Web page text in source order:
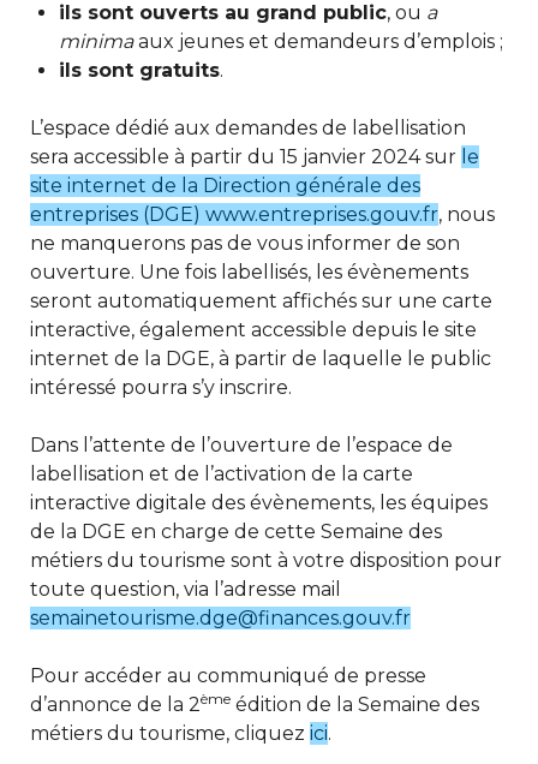
ils sont ouverts au grand public, ou a
minimaaux jeunes et demandeurs d’emplois ;
ils sont gratuits.
L’espace dédié aux demandes de labellisation
sera accessible à partir du 15 janvier 2024 sur le
site internet de la Direction générale des
entreprises (DGE) www.entreprises.gouv.fr, nous
ne manquerons pas de vous informer de son
ouverture. Une fois labellisés, les évènements
seront automatiquement affichés sur une carte
interactive, également accessible depuis le site
internet de la DGE, à partir de laquelle le public
intéressé pourra s’y inscrire.
Dans l’attente de l’ouverture de l’espace de
labellisation et de l’activation de la carte
interactive digitale des évènements, les équipes
de la DGE en charge de cette Semaine des
métiers du tourisme sont à votre disposition pour
toute question, via l’adresse mail
semainetourisme.dge@finances.gouv.fr
Pour accéder au communiqué de presse
d’annonce de la 2ème édition de la Semaine des
métiers du tourisme, cliquez ici.